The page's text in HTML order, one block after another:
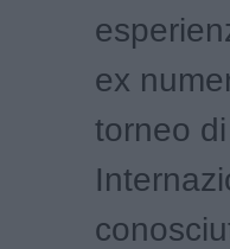
ex
torneo